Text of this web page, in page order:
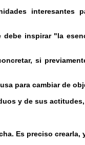
interesantes
inspirar "la
si
para cambiar de
y de sus
Es preciso crearla,